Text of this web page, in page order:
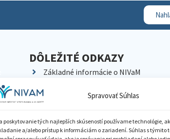
Spravovať Súhlas
poskytovanie tých najlepších skúseností používame technológie,
a/alebo prístup k informáciám o zariadení. Súhlas s týmito
DÔLEŽITÉ ODKAZY
Základné informácie o NIVaM
Kariéra
Pracoviská NIVaM